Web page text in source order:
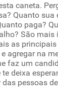
caneta.
Quanto sua
paga?
São mais
as
agregar na
faz um
deixa
pessoas